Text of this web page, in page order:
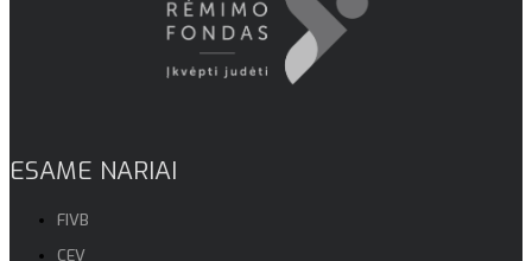
ESAME NARIAI
FIVB
CEV